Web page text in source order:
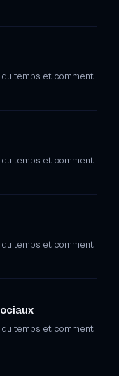
temps et comment
temps et comment
temps et comment
temps et comment